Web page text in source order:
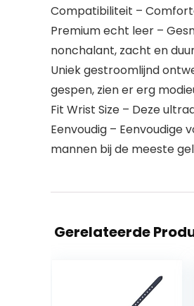
Compatibiliteit –
Premium echt leer –
nonchalant, zacht en
Uniek gestroomlijnd
gespen, zien er erg
Fit Wrist Size – Deze
Eenvoudig –
mannen bij de meeste
Gerelateerde